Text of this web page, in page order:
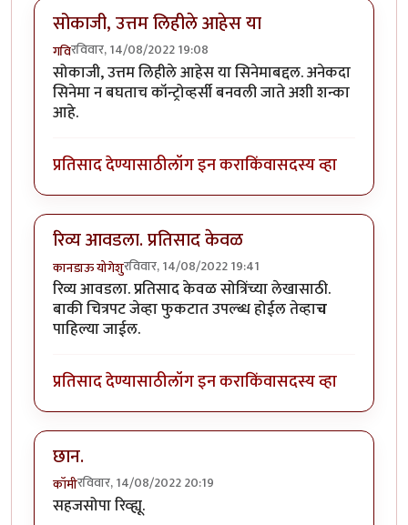
सोकाजी, उत्तम लिहीले आहेस या
गविरविवार, 14/08/2022 19:08
सोकाजी, उत्तम लिहीले आहेस या सिनेमाबद्दल. अनेकदा
सिनेमा न बघताच कॉन्ट्रोव्हर्सी बनवली जाते अशी शन्का
आहे.
प्रतिसाद देण्यासाठीलॉग इन कराकिंवासदस्य व्हा
रिव्य आवडला. प्रतिसाद केवळ
कानडाऊ योगेशुरविवार, 14/08/2022 19:41
रिव्य आवडला. प्रतिसाद केवळ सोत्रिंच्या लेखासाठी.
बाकी चित्रपट जेव्हा फुकटात उपल्ब्ध होईल तेव्हाच
पाहिल्या जाईल.
प्रतिसाद देण्यासाठीलॉग इन कराकिंवासदस्य व्हा
छान.
कॉमीरविवार, 14/08/2022 20:19
सहजसोपा रिव्ह्यू.